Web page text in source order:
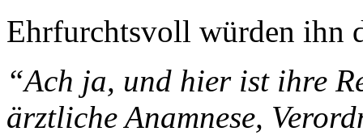
Ehrfurchtsvoll würden ihn
“Ach ja, und hier ist ihre
ärztliche Anamnese,